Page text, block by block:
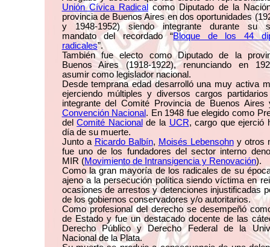
Unión Cívica Radical
como Diputado de la
provincia de Buenos Aires en dos oportunidades
y 1948-1952) siendo integrante durante su
mandato del recordado “Bloque de los 44
radicales”.
También fue electo como Diputado de la
Buenos Aires (1918-1922), renunciando en
asumir como legislador nacional.
Desde temprana edad desarrolló una muy activa
ejerciendo múltiples y diversos cargos
integrante del Comité Provincia de Buenos
Convención Nacional . En 1948 fue elegido como
delComité Nacional de la UCR, cargo que ejerció
día de su muerte.
Junto a Ricardo Balbín, Moisés Lebensohny otros
fue uno de los fundadores del sector interno
MIR (Movimiento de Intransigencia y Renovación).
Como la gran mayoría de los radicales de su
ajeno a la persecución política siendo víctima en
ocasiones de arrestos y detenciones injustificadas
de los gobiernos conservadores y/o autoritarios.
Como profesional del derecho se desempeñó
de Estado y fue un destacado docente de las
Derecho Público y Derecho Federal de la
Nacional de la Plata.